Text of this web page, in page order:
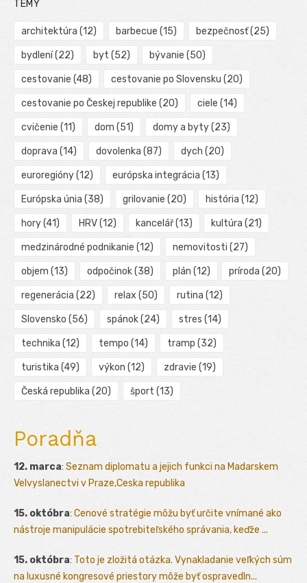
TÉMY
architektúra (12) barbecue (15) bezpečnosť(25)
bydlení(22) byt (52) bývanie (50)
cestovanie (48) cestovanie po Slovensku (20)
cestovanie po Českej republike (20) ciele (14)
cvičenie (11) dom (51) domy a byty(23)
doprava (14) dovolenka (87) dych (20)
euroregióny(12) európska integrácia (13)
Európska únia (38) grilovanie (20) história (12)
hory(41) HRV(12) kancelář(13) kultúra (21)
medzinárodné podnikanie (12) nemovitosti (27)
objem (13) odpočinok(38) plán (12) príroda (20)
regenerácia (22) relax (50) rutina (12)
Slovensko (56) spánok(24) stres (14)
technika (12) tempo (14) tramp (32)
turistika (49) výkon (12) zdravie (19)
Česká republika (20) šport (13)
Poradňa
12. marca: Seznam diplomatu a jejich funkci na Madarskem
Velvyslanectvi v Praze,Ceska republika
15. októbra: Cenové stratégie môžu byť určite vnímané ako
nástroje manipulácie spotrebiteľského správania, keďže ...
15. októbra: Toto je zložitá otázka. Vynakladanie veľkých súm
na luxusné kongresové priestory môže byť ospravedln...